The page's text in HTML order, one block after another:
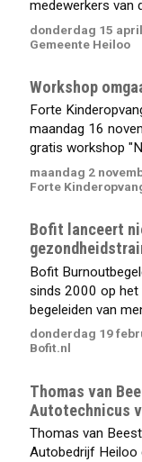
medewerkers van
donderdag 15
Gemeente Heiloo
Workshop
Forte
maandag 16
gratis workshop
maandag 2
Forte
Bofit lanceert
Bofit
sinds 2000 op het
begeleiden van
donderdag 19
Bofit.nl
Thomas van
Autotechnicus
Thomas van
Autobedrijf Heiloo